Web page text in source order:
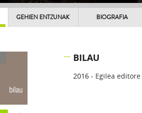
GEHIEN ENTZUNAK BIOGRAFIA
BILAU
2016 - Egilea editore